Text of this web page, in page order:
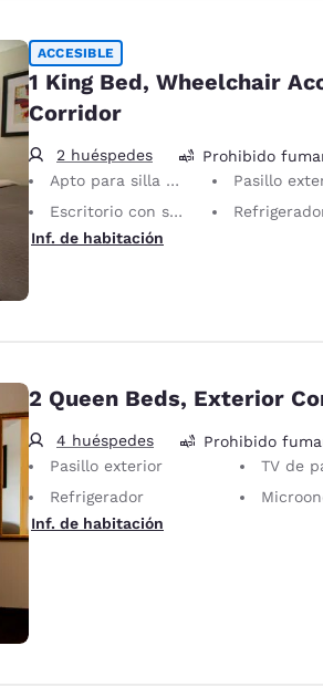
ACCESIBLE
1 King Bed, Wheelchair
Corridor
2 huéspedes Prohibido
Apto para silla de ruedas
Pasillo
Escritorio con silla ergonómica
Inf. de habitación
2 Queen Beds, Exterior
4 huéspedes
Prohibido
Pasillo exterior
TV de
Refrigerador
Inf. de habitación